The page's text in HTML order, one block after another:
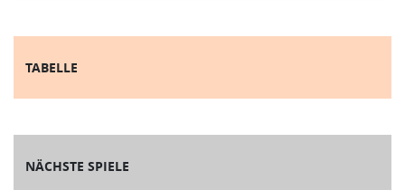
TABELLE
NÄCHSTE SPIELE